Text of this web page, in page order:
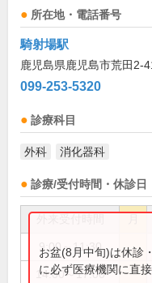
所在地・電話番号
騎射場駅
鹿児島県鹿児島市荒田2-
099-253-5320
診療科目
外科 消化器科
診療/受付時間・休診日
9:00～11:30
14:00～17:00
お盆(8月中旬)は休診
に必ず医療機関に直